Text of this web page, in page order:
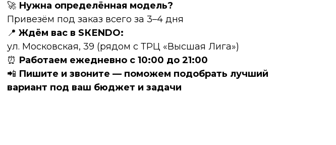
🚀 Нужна определённая модель?
Привезём под заказ всего за 3–4 дня
📍 Ждём вас в SКЕNDО:
ул. Московская, 39 (рядом с ТРЦ «Высшая Лига»)
⏰ Работаем ежедневно с 10:00 до 21:00
📲 Пишите и звоните — поможем подобрать лучший
вариант под ваш бюджет и задачи